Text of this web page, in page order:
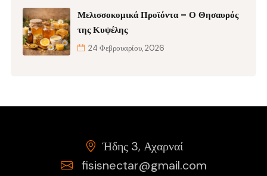
Μελισσοκομικά Προϊόντα – Ο Θησαυρός
της Κυψέλης
24 Φεβρουαρίου, 2026
Ήδης 3, Αχαρναί
fisisnectar@gmail.com